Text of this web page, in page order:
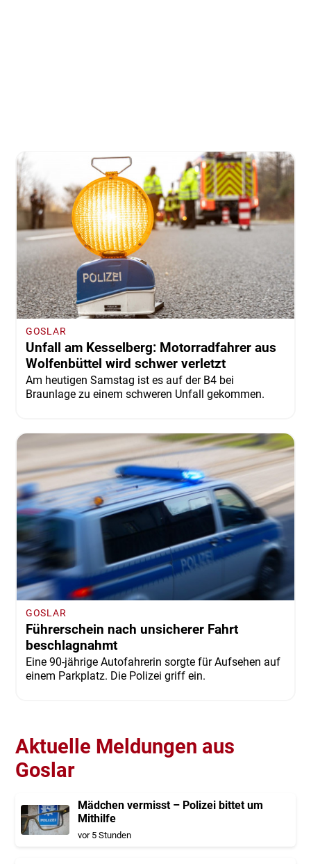
GOSLAR
Unfall am Kesselberg: Motorradfahrer aus
Wolfenbüttel wird schwer verletzt
Am heutigen Samstag ist es auf der B4 bei
Braunlage zu einem schweren Unfall gekommen.
GOSLAR
Führerschein nach unsicherer Fahrt
beschlagnahmt
Eine 90-jährige Autofahrerin sorgte für Aufsehen auf
einem Parkplatz. Die Polizei griff ein.
Aktuelle Meldungen aus
Goslar
Mädchen vermisst – Polizei bittet um
Mithilfe
vor 5 Stunden